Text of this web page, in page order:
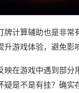
计算辅助也是非
游戏体验，避免影
在游戏中遇到部
是不是有挂？确